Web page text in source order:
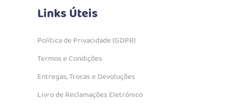
Links Úteis
Política de Privacidade (GDPR)
Termos e Condições
Entregas, Trocas e Devoluções
Livro de Reclamações Eletrónico